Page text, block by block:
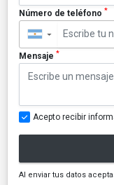
Número de teléfono *
▼
Mensaje *
Acepto recibir
Al enviar tus datos